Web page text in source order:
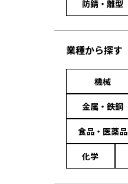
防錆・離型
業種から探す
機械
金属・鉄鋼
食品・医薬品
化学